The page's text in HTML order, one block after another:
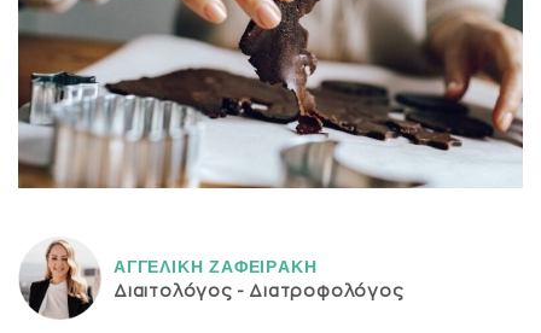
ΑΓΓΕΛΙΚH ΖΑΦΕΙΡAΚΗ
Διαιτολόγος - Διατροφολόγος